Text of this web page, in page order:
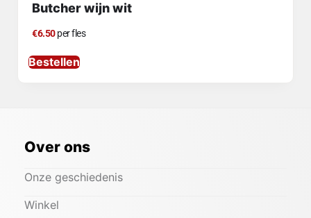
Butcher wijn wit
€6.50per fles
Bestellen
Over ons
Onze geschiedenis
Winkel